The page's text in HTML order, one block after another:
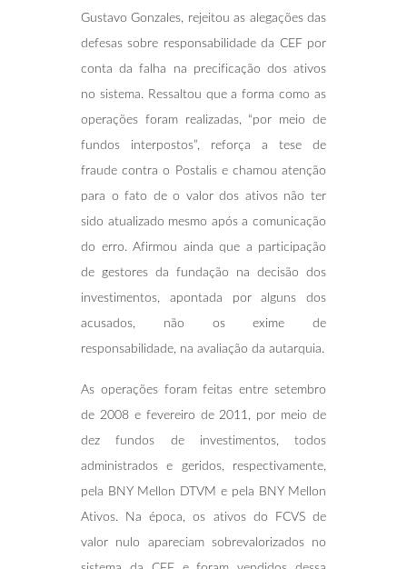
Gustavo Gonzales, rejeitou as alegações das
defesas sobre responsabilidade da CEF por
conta da falha na precificação dos ativos
no sistema. Ressaltou que a forma como as
operações foram realizadas, “por meio de
fundos interpostos”, reforça a tese de
fraude contra o Postalis e chamou atenção
para o fato de o valor dos ativos não ter
sido atualizado mesmo após a comunicação
do erro. Afirmou ainda que a participação
de gestores da fundação na decisão dos
investimentos, apontada por alguns dos
acusados, não os exime de
responsabilidade, na avaliação da autarquia.
As operações foram feitas entre setembro
de 2008 e fevereiro de 2011, por meio de
dez fundos de investimentos, todos
administrados e geridos, respectivamente,
pela BNY Mellon DTVM e pela BNY Mellon
Ativos. Na época, os ativos do FCVS de
valor nulo apareciam sobrevalorizados no